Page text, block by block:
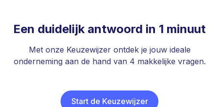
Een duidelijk antwoord in 1 minuut
Met onze Keuzewijzer ontdek je jouw ideale
onderneming aan de hand van 4 makkelijke vragen.
Start de Keuzewijzer